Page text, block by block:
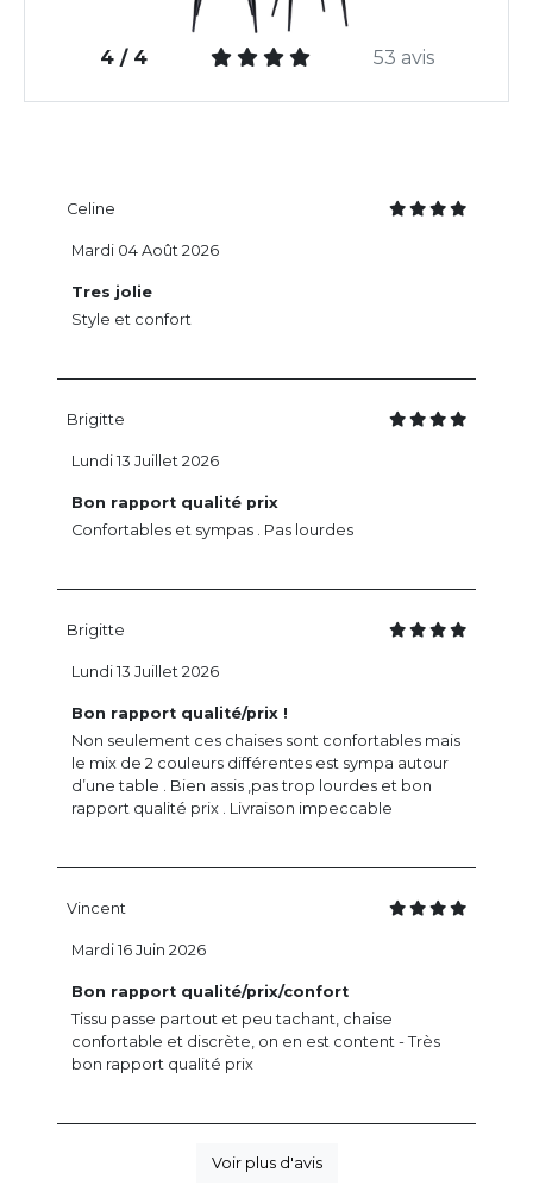
4 / 4 53 avis
Celine
Tres jolie
Style et confort
Mardi 04 Août 2026
Brigitte
Bon rapport qualité prix
Confortables et sympas . Pas lourdes
Lundi 13 Juillet 2026
Brigitte
Bon rapport qualité/prix !
Non seulement ces chaises sont confortables mais
le mix de 2 couleurs différentes est sympa autour
d’une table . Bien assis ,pas trop lourdes et bon
rapport qualité prix . Livraison impeccable
Lundi 13 Juillet 2026
Vincent
Bon rapport qualité/prix/confort
Tissu passe partout et peu tachant, chaise
confortable et discrète, on en est content - Très
bon rapport qualité prix
Mardi 16 Juin 2026
Voir plus d'avis